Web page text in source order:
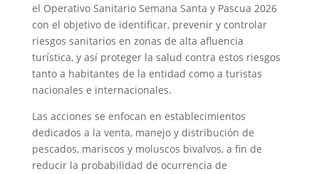
el Operativo Sanitario Semana Santa y Pascua 2026
con el objetivo de identificar, prevenir y controlar
riesgos sanitarios en zonas de alta afluencia
turística, y así proteger la salud contra estos riesgos
tanto a habitantes de la entidad como a turistas
nacionales e internacionales.
Las acciones se enfocan en establecimientos
dedicados a la venta, manejo y distribución de
pescados, mariscos y moluscos bivalvos, a fin de
reducir la probabilidad de ocurrencia de